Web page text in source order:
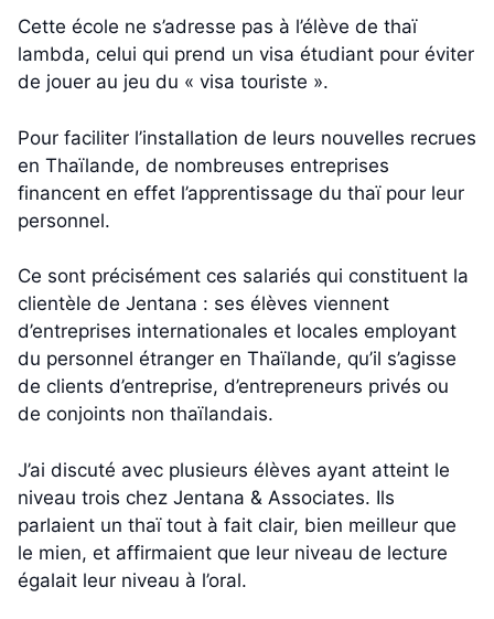
Cette école ne s’adresse pas à l’élève de thaï
lambda, celui qui prend un visa étudiant pour éviter
de jouer au jeu du « visa touriste ».
Pour faciliter l’installation de leurs nouvelles recrues
en Thaïlande, de nombreuses entreprises
financent en effet l’apprentissage du thaï pour leur
personnel.
Ce sont précisément ces salariés qui constituent la
clientèle de Jentana : ses élèves viennent
d’entreprises internationales et locales employant
du personnel étranger en Thaïlande, qu’il s’agisse
de clients d’entreprise, d’entrepreneurs privés ou
de conjoints non thaïlandais.
J’ai discuté avec plusieurs élèves ayant atteint le
niveau trois chez Jentana & Associates. Ils
parlaient un thaï tout à fait clair, bien meilleur que
le mien, et affirmaient que leur niveau de lecture
égalait leur niveau à l’oral.